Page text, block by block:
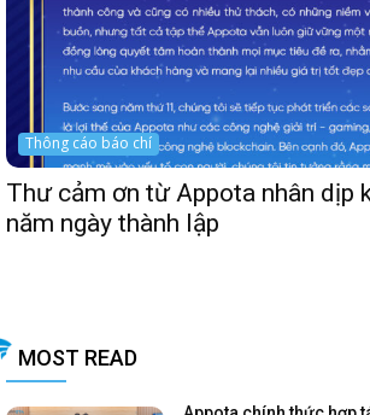
Thông cáo báo chí
Thư cảm ơn từ Appota nhân dịp
năm ngày thành lập
MOST READ